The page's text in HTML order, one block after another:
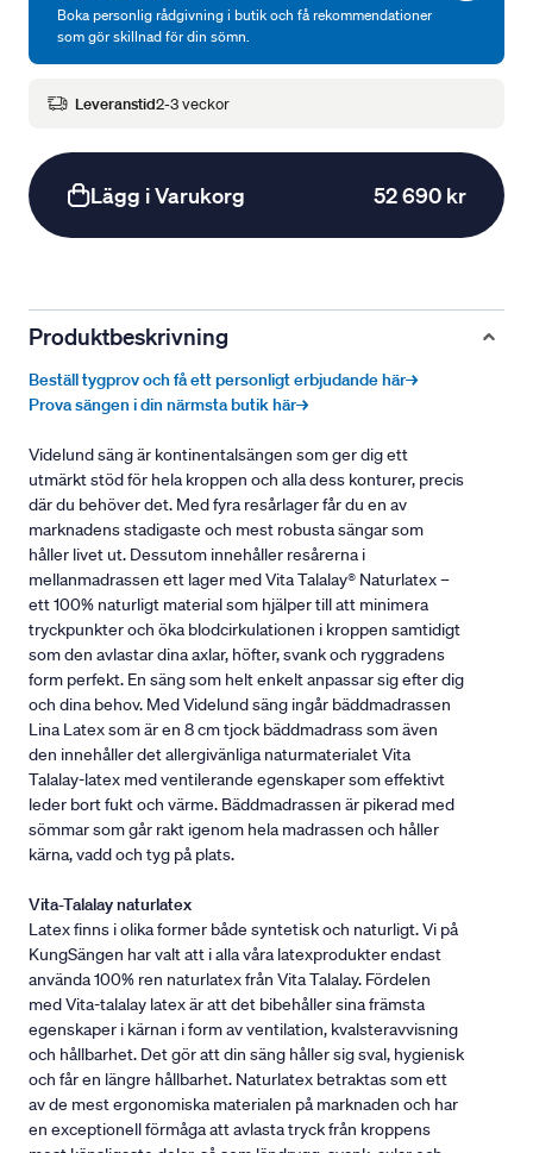
Boka personlig rådgivning i butik och få rekommendationer
som gör skillnad för din sömn.
Leveranstid2-3 veckor
Lägg i Varukorg 52 690 kr
Produktbeskrivning
Beställ tygprov och få ett personligt erbjudande här→
Prova sängen i din närmsta butik här→
Videlund säng är kontinentalsängen som ger dig ett
utmärkt stöd för hela kroppen och alla dess konturer, precis
där du behöver det. Med fyra resårlager får du en av
marknadens stadigaste och mest robusta sängar som
håller livet ut. Dessutom innehåller resårerna i
mellanmadrassen ett lager med Vita Talalay® Naturlatex –
ett 100% naturligt material som hjälper till att minimera
tryckpunkter och öka blodcirkulationen i kroppen samtidigt
som den avlastar dina axlar, höfter, svank och ryggradens
form perfekt. En säng som helt enkelt anpassar sig efter dig
och dina behov. Med Videlund säng ingår bäddmadrassen
Lina Latex som är en 8 cm tjock bäddmadrass som även
den innehåller det allergivänliga naturmaterialet Vita
Talalay-latex med ventilerande egenskaper som effektivt
leder bort fukt och värme. Bäddmadrassen är pikerad med
sömmar som går rakt igenom hela madrassen och håller
kärna, vadd och tyg på plats.
Vita-Talalay naturlatex
Latex finns i olika former både syntetisk och naturligt. Vi på
KungSängen har valt att i alla våra latexprodukter endast
använda 100% ren naturlatex från Vita Talalay. Fördelen
med Vita-talalay latex är att det bibehåller sina främsta
egenskaper i kärnan i form av ventilation, kvalsteravvisning
och hållbarhet. Det gör att din säng håller sig sval, hygienisk
och får en längre hållbarhet. Naturlatex betraktas som ett
av de mest ergonomiska materialen på marknaden och har
en exceptionell förmåga att avlasta tryck från kroppens